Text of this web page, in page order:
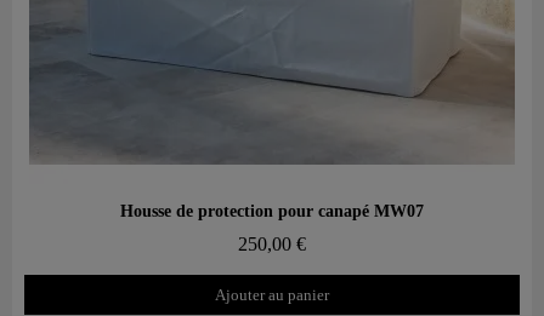
Aperçu rapide
Housse de protection pour canapé MW07
250,00 €
Ajouter au panier